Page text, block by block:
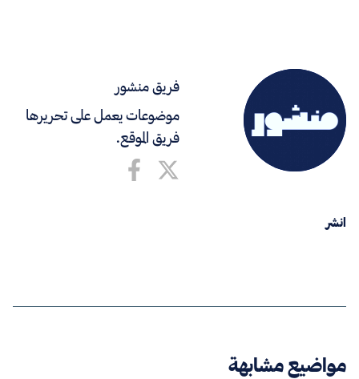
فريق منشور
موضوعات يعمل على تحريرها
فريق الموقع.
انشر
مواضيع مشابهة